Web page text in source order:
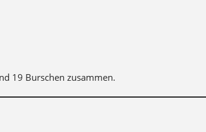
19 Burschen zusammen.